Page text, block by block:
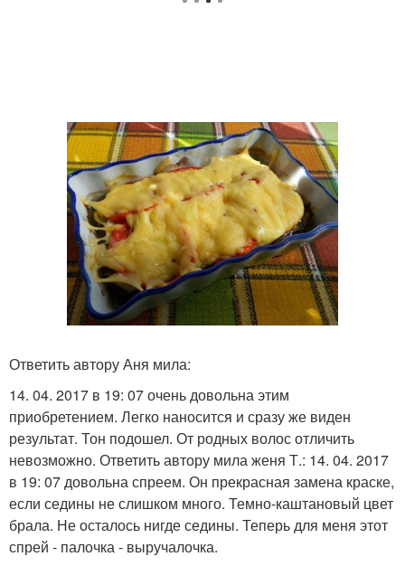
Ответить автору Аня мила:
14. 04. 2017 в 19: 07 очень довольна этим
приобретением. Легко наносится и сразу же виден
результат. Тон подошел. От родных волос отличить
невозможно. Ответить автору мила женя Т.: 14. 04. 2017
в 19: 07 довольна спреем. Он прекрасная замена краске,
если седины не слишком много. Темно-каштановый цвет
брала. Не осталось нигде седины. Теперь для меня этот
спрей - палочка - выручалочка.